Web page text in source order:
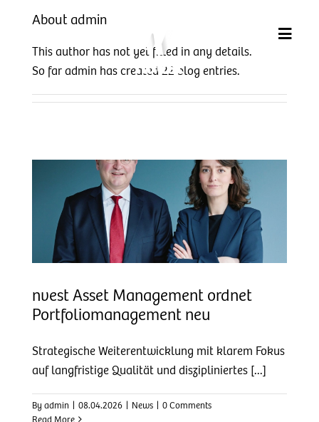
content
Aboutadmin
This author has not yet filled in any details.
So far admin has created 22 blog entries.
nvest Asset Management ordnet
Portfoliomanagement neu
Strategische Weiterentwicklung mit klarem Fokus
auf langfristige Qualität und diszipliniertes [...]
By admin | 08.04.2026 | News | 0 Comments
Read More